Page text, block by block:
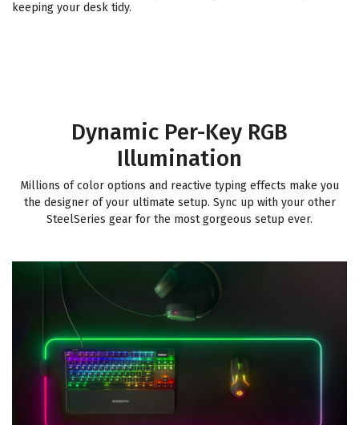
keeping your desk tidy.
Dynamic Per-Key RGB
Illumination
Millions of color options and reactive typing effects make you
the designer of your ultimate setup. Sync up with your other
SteelSeries gear for the most gorgeous setup ever.